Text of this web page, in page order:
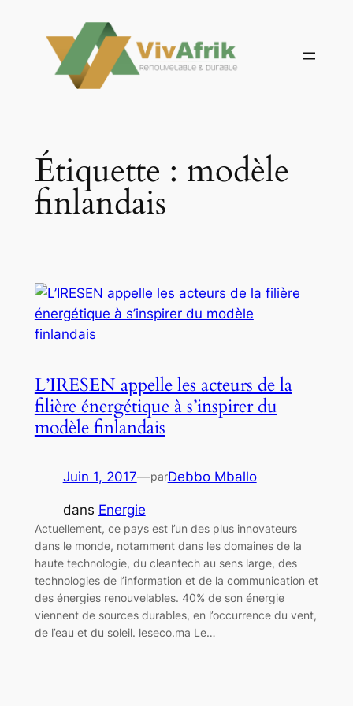
contenu
Étiquette : modèle
finlandais
L’IRESEN appelle les acteurs de la
filière énergétique à s’inspirer du
modèle finlandais
Juin 1, 2017—parDebbo Mballo
dans Energie
Actuellement, ce pays est l’un des plus innovateurs
dans le monde, notamment dans les domaines de la
haute technologie, du cleantech au sens large, des
technologies de l’information et de la communication et
des énergies renouvelables. 40% de son énergie
viennent de sources durables, en l’occurrence du vent,
de l’eau et du soleil. leseco.ma Le…